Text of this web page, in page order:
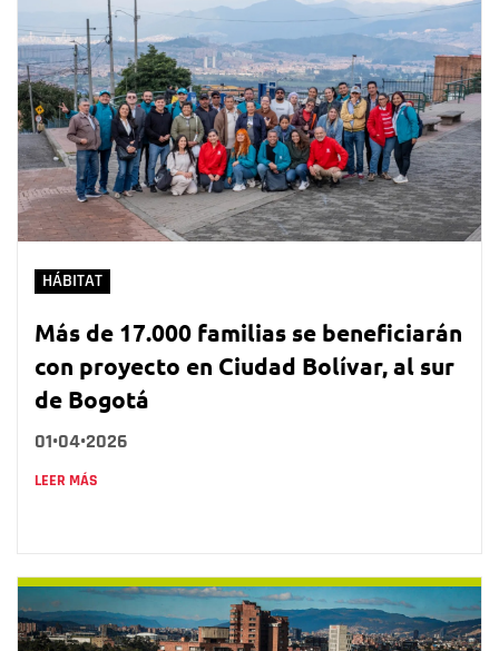
HÁBITAT
Más de 17.000 familias se beneficiarán
con proyecto en Ciudad Bolívar, al sur
de Bogotá
01•04•2026
LEER MÁS